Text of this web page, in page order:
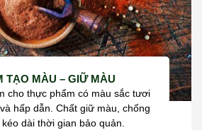
TẠO MÀU – GIỮ MÀU
cho thực phẩm có màu sắc tươi
hấp dẫn. Chất giữ màu, chống
kéo dài thời gian bảo quản.